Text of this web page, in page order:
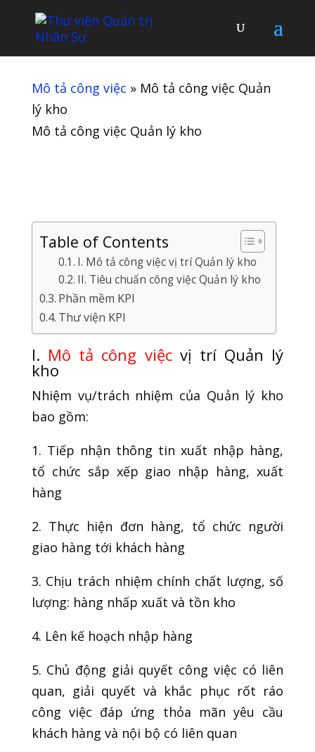
Mô tả công việc » Mô tả công việc Quản
lý kho
Mô tả công việc Quản lý kho
Table of Contents
I. Mô tả công việc vị trí Quản lý kho
II. Tiêu chuẩn công việc Quản lý kho
Phần mềm KPI
Thư viện KPI
I. Mô tả công việcvị trí Quản lý
kho
Nhiệm vụ/trách nhiệm của Quản lý kho
bao gồm:
1. Tiếp nhận thông tin xuất nhập hàng,
tổ chức sắp xếp giao nhập hàng, xuất
hàng
2. Thực hiện đơn hàng, tổ chức người
giao hàng tới khách hàng
3. Chịu trách nhiệm chính chất lượng, số
lượng: hàng nhấp xuất và tồn kho
4. Lên kế hoạch nhập hàng
5. Chủ động giải quyết công việc có liên
quan, giải quyết và khắc phục rốt ráo
công việc đáp ứng thỏa mãn yêu cầu
khách hàng và nội bộ có liên quan